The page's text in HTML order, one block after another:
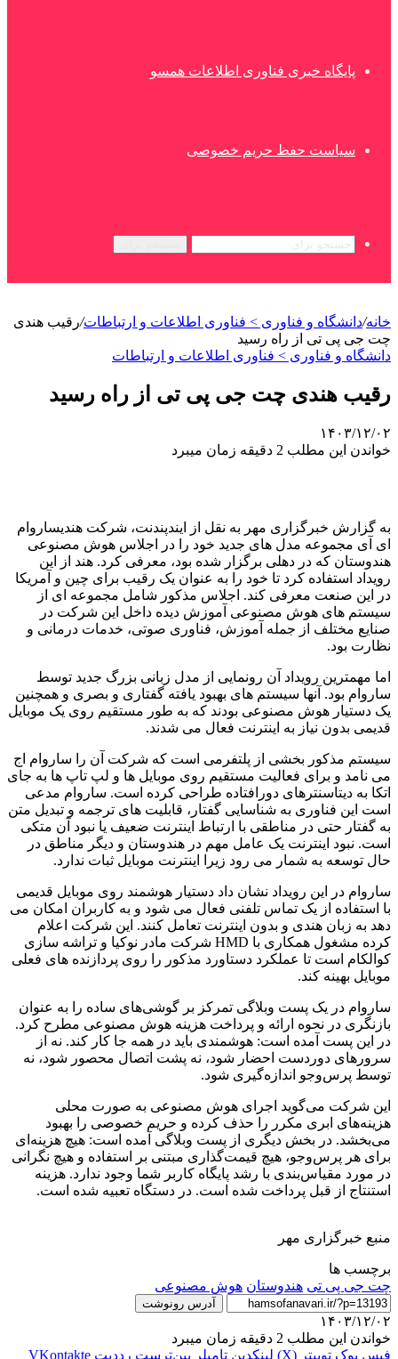
پایگاه خبری فناوری اطلاعات همسو
سیاست حفظ حریم خصوصی
خانه/دانشگاه و فناوری > فناوری اطلاعات و ارتباطات/رقیب هندی
چت جی پی تی از راه رسید
دانشگاه و فناوری > فناوری اطلاعات و ارتباطات
رقیب هندی چت جی پی تی از راه رسید
۱۴۰۳/۱۲/۰۲
خواندن این مطلب 2 دقیقه زمان میبرد
به گزارش خبرگزاری مهر به نقل از ایندپندنت، شرکت هندیساروام
ای آی مجموعه مدل های جدید خود را در اجلاس هوش مصنوعی
هندوستان که در دهلی برگزار شده بود، معرفی کرد. هند از این
رویداد استفاده کرد تا خود را به عنوان یک رقیب برای چین و آمریکا
در این صنعت معرفی کند. اجلاس مذکور شامل مجموعه ای از
سیستم های هوش مصنوعی آموزش دیده داخل این شرکت در
صنایع مختلف از جمله آموزش، فناوری صوتی، خدمات درمانی و
نظارت بود.
اما مهمترین رویداد آن رونمایی از مدل زبانی بزرگ جدید توسط
ساروام بود. آنها سیستم های بهبود یافته گفتاری و بصری و همچنین
یک دستیار هوش مصنوعی بودند که به طور مستقیم روی یک موبایل
قدیمی بدون نیاز به اینترنت فعال می شدند.
سیستم مذکور بخشی از پلتفرمی است که شرکت آن را ساروام اج
می نامد و برای فعالیت مستقیم روی موبایل ها و لپ تاپ ها به جای
اتکا به دیتاسنترهای دورافتاده طراحی کرده است. ساروام مدعی
است این فناوری به شناسایی گفتار، قابلیت های ترجمه و تبدیل متن
به گفتار حتی در مناطقی با ارتباط اینترنت ضعیف یا نبود آن متکی
است. نبود اینترنت یک عامل مهم در هندوستان و دیگر مناطق در
حال توسعه به شمار می رود زیرا اینترنت موبایل ثبات ندارد.
ساروام در این رویداد نشان داد دستیار هوشمند روی موبایل قدیمی
با استفاده از یک تماس تلفنی فعال می شود و به کاربران امکان می
دهد به زبان هندی و بدون اینترنت تعامل کنند. این شرکت اعلام
کرده مشغول همکاری با HMD شرکت مادر نوکیا و تراشه سازی
کوالکام است تا عملکرد دستاورد مذکور را روی پردازنده های فعلی
موبایل بهینه کند.
ساروام در یک پست وبلاگی تمرکز بر گوشی‌های ساده را به عنوان
بازنگری در نحوه ارائه و پرداخت هزینه هوش مصنوعی مطرح کرد.
در این پست آمده است: هوشمندی باید در همه جا کار کند. نه از
سرورهای دوردست احضار شود، نه پشت اتصال محصور شود، نه
توسط پرس‌وجو اندازه‌گیری شود.
این شرکت می‌گوید اجرای هوش مصنوعی به صورت محلی
هزینه‌های ابری مکرر را حذف کرده و حریم خصوصی را بهبود
می‌بخشد. در بخش دیگری از پست وبلاگی آمده است: هیچ هزینه‌ای
برای هر پرس‌وجو، هیچ قیمت‌گذاری مبتنی بر استفاده و هیچ نگرانی
در مورد مقیاس‌بندی با رشد پایگاه کاربر شما وجود ندارد. هزینه
استنتاج از قبل پرداخت شده است. در دستگاه تعبیه شده است.
منبع خبرگزاری مهر
برچسب ها
چت جی پی تی هندوستان هوش مصنوعی
آدرس رونوشت
۱۴۰۳/۱۲/۰۲
خواندن این مطلب 2 دقیقه زمان میبرد
فیس بوک توییتر (X) لینکدین ‫تامبلر ‫پین‌ترست ‫رددیت ‫VKontakte